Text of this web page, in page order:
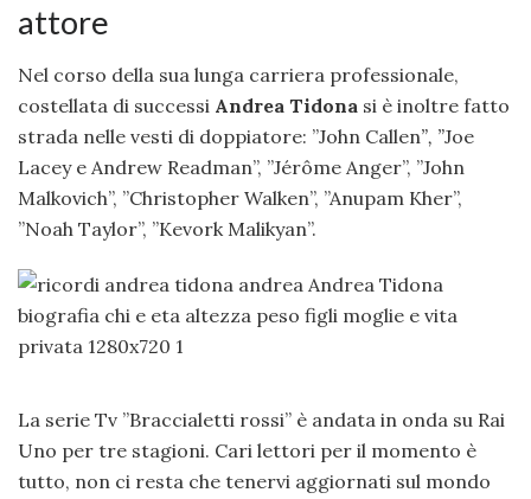
attore
Nel corso della sua lunga carriera professionale,
costellata di successi Andrea Tidona si è inoltre fatto
strada nelle vesti di doppiatore: ”John Callen”, ”Joe
Lacey e Andrew Readman”, ”Jérôme Anger”, ”John
Malkovich”, ”Christopher Walken”, ”Anupam Kher”,
”Noah Taylor”, ”Kevork Malikyan”.
La serie Tv ”Braccialetti rossi” è andata in onda su Rai
Uno per tre stagioni. Cari lettori per il momento è
tutto, non ci resta che tenervi aggiornati sul mondo